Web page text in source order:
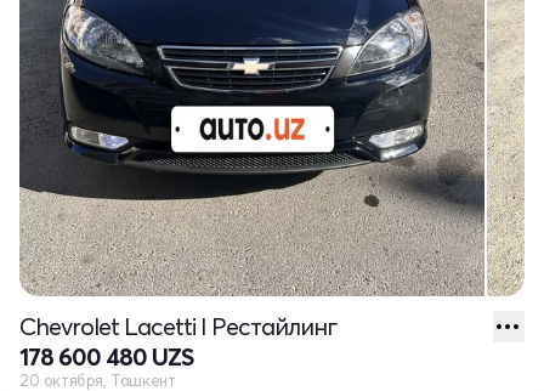
Chevrolet Lacetti I Рестайлинг
178 600 480 UZS
20 октября, Ташкент